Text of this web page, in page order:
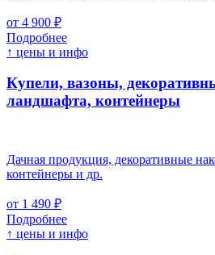
от 4 900 ₽
Подробнее
↑ цены и инфо
Купели, вазоны,
ландшафта, контейнеры
Дачная продукция, декоративные
контейнеры и др.
от 1 490 ₽
Подробнее
↑ цены и инфо